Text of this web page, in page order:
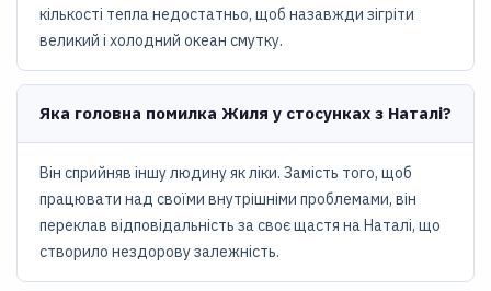
кількості тепла недостатньо, щоб назавжди зігріти
великий і холодний океан смутку.
Яка головна помилка Жиля у стосунках з Наталі?
Він сприйняв іншу людину як ліки. Замість того, щоб
працювати над своїми внутрішніми проблемами, він
переклав відповідальність за своє щастя на Наталі, що
створило нездорову залежність.